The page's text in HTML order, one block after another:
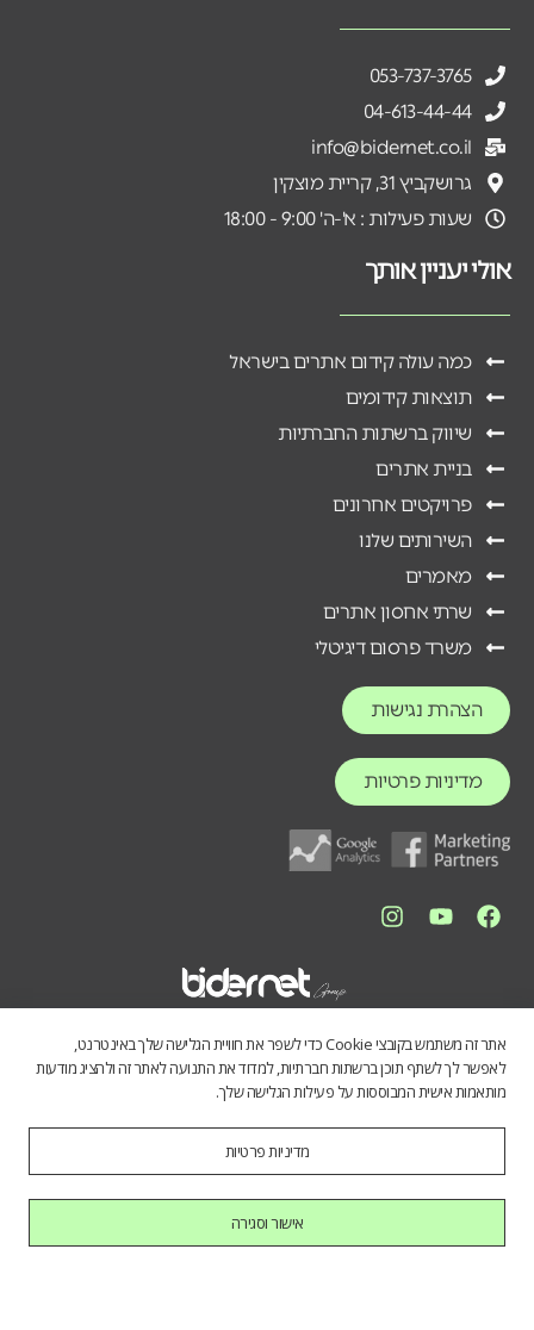
053-737-3765
04-613-44-44
info@bidernet.co.il
גרושקביץ 31, קריית מוצקין
שעות פעילות : א'-ה' 9:00 - 18:00
אולי יעניין אותך
כמה עולה קידום אתרים בישראל
תוצאות קידומים
שיווק ברשתות החברתיות
בניית אתרים
פרויקטים אחרונים
השירותים שלנו
מאמרים
שרתי אחסון אתרים
משרד פרסום דיגיטלי
הצהרת נגישות
מדיניות פרטיות
התכנים באתר נועדו לספק מידע כללי לציבור הרחב. אין לראות בהם תחליף
במידע הינו על אחריות המשתמש בלבד.
אתר זה משתמש בקובצי Cookie כדי לשפר את חוויית הגלישה שלך באינטרנט,
לאפשר לך לשתף תוכן ברשתות חברתיות, למדוד את התנועה לאתר זה ולהציג מודעות
מותאמות אישית המבוססות על פעילות הגלישה שלך.
מדיניות פרטיות
אישור וסגירה